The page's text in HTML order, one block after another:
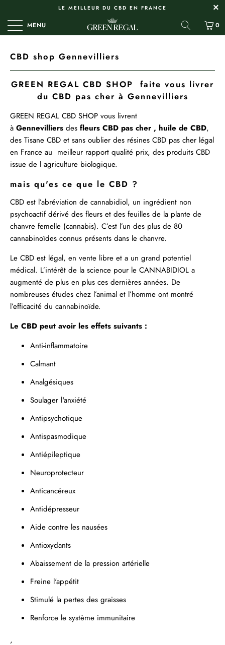
LE MEILLEUR DU CBD EN FRANCE
MENU 0
CBD shop Gennevilliers
GREEN REGAL CBD SHOP faite vous livrer
du CBD pas cher à Gennevilliers
GREEN REGAL CBD SHOP vous livrent
à Gennevilliers des fleurs CBD pas cher , huile de CBD,
des Tisane CBD et sans oublier des résines CBD pas cher légal
en France au meilleur rapport qualité prix, des produits CBD
issue de l agriculture biologique.
mais qu'es ce que le CBD ?
CBD est l’abréviation de cannabidiol, un ingrédient non
psychoactif dérivé des fleurs et des feuilles de la plante de
chanvre femelle (cannabis). C’est l’un des plus de 80
cannabinoïdes connus présents dans le chanvre.
Le CBD est légal, en vente libre et a un grand potentiel
médical. L’intérêt de la science pour le CANNABIDIOL a
augmenté de plus en plus ces dernières années. De
nombreuses études chez l’animal et l’homme ont montré
l’efficacité du cannabinoïde.
Le CBD peut avoir les effets suivants :
Anti-inflammatoire
Calmant
Analgésiques
Soulager l'anxiété
Antipsychotique
Antispasmodique
Antiépileptique
Neuroprotecteur
Anticancéreux
Antidépresseur
Aide contre les nausées
Antioxydants
Abaissement de la pression artérielle
Freine l'appétit
Stimulé la pertes des graisses
Renforce le système immunitaire
,